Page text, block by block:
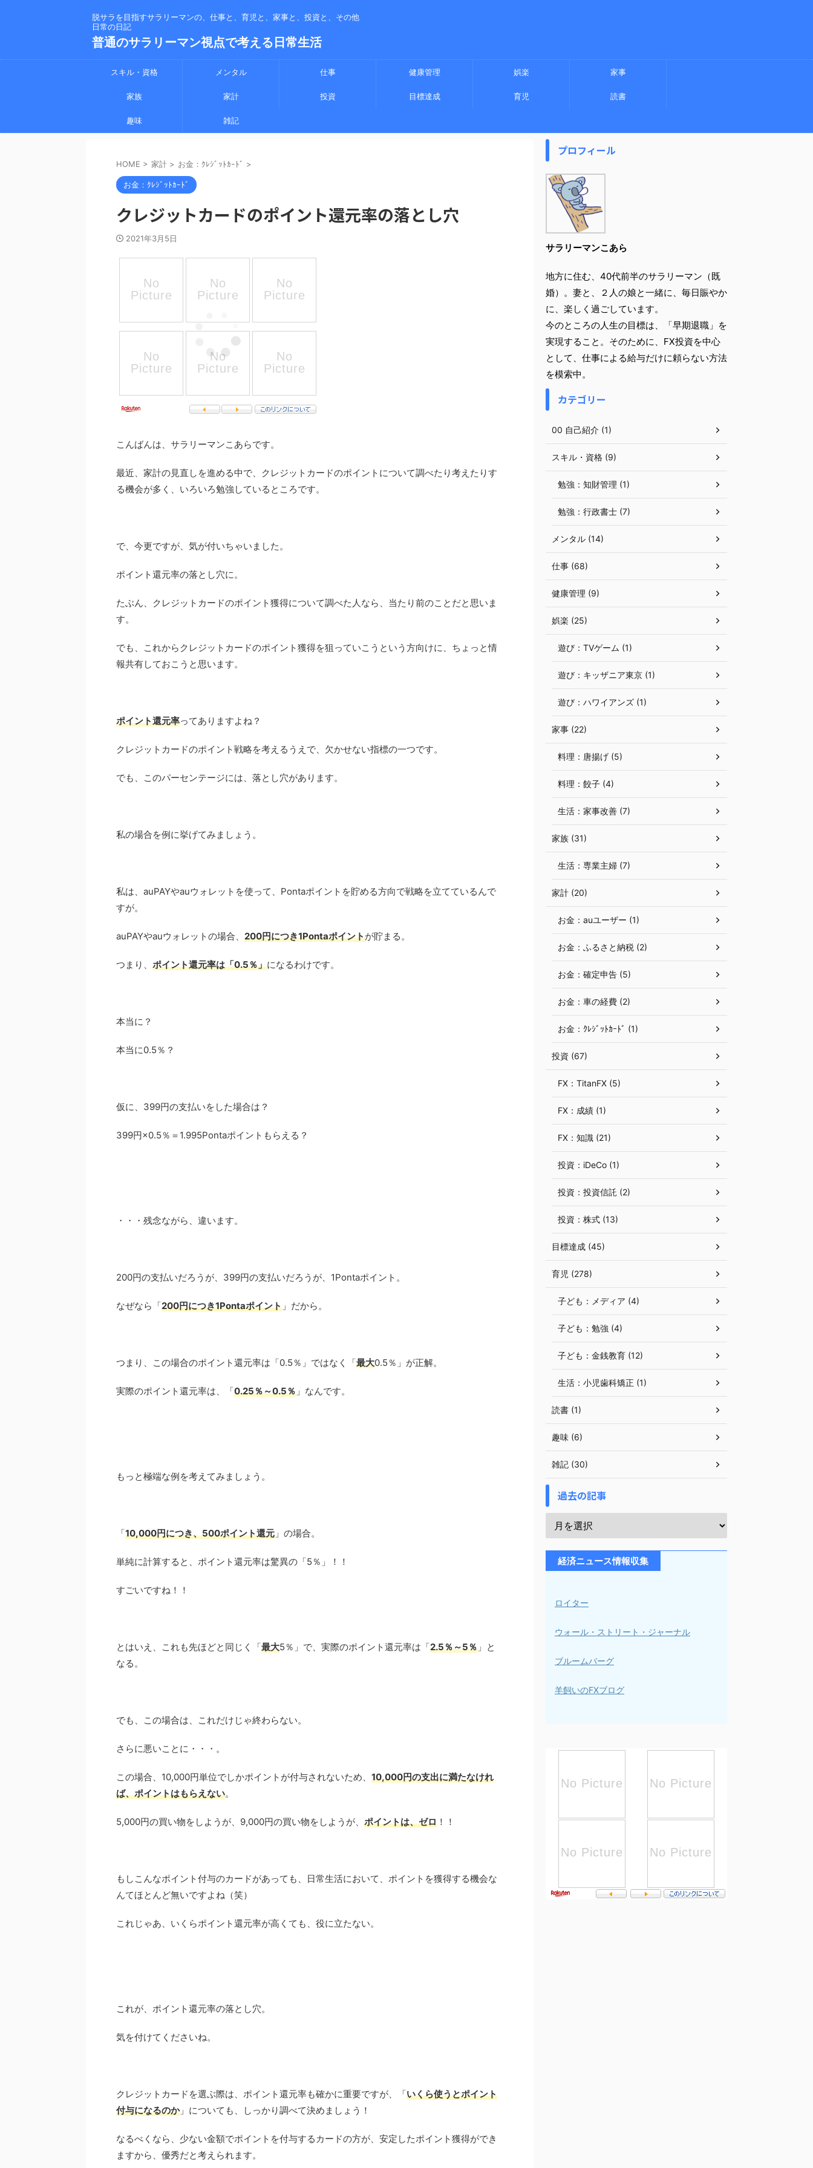
脱サラを目指すサラリーマンの、仕事と、育児と、家事と、投資と、その他
日常の日記
普通のサラリーマン視点で考える日常生活
スキル・資格 メンタル 仕事 健康管理 娯楽 家事
家族 家計 投資 目標達成 育児 読書
趣味 雑記
HOME > 家計 > お金：ｸﾚｼﾞｯﾄｶｰﾄﾞ >
お金：ｸﾚｼﾞｯﾄｶｰﾄﾞ
クレジットカードのポイント還元率の落とし穴
2021年3月5日
こんばんは、サラリーマンこあらです。
最近、家計の見直しを進める中で、クレジットカードのポイントについて調べたり考えたりす
る機会が多く、いろいろ勉強しているところです。
で、今更ですが、気が付いちゃいました。
ポイント還元率の落とし穴に。
たぶん、クレジットカードのポイント獲得について調べた人なら、当たり前のことだと思いま
す。
でも、これからクレジットカードのポイント獲得を狙っていこうという方向けに、ちょっと情
報共有しておこうと思います。
ポイント還元率ってありますよね？
クレジットカードのポイント戦略を考えるうえで、欠かせない指標の一つです。
でも、このパーセンテージには、落とし穴があります。
私の場合を例に挙げてみましょう。
私は、auPAYやauウォレットを使って、Pontaポイントを貯める方向で戦略を立てているんで
すが。
auPAYやauウォレットの場合、 200円につき1Pontaポイントが貯まる。
つまり、 ポイント還元率は「0.5％」になるわけです。
本当に？
本当に0.5％？
仮に、399円の支払いをした場合は？
399円×0.5％＝1.995Pontaポイントもらえる？
・・・残念ながら、違います。
200円の支払いだろうが、399円の支払いだろうが、1Pontaポイント。
なぜなら「200円につき1Pontaポイント 」だから。
つまり、この場合のポイント還元率は「0.5％」ではなく「最大0.5％」が正解。
実際のポイント還元率は、「0.25％～0.5％ 」なんです。
もっと極端な例を考えてみましょう。
「10,000円につき、500ポイント還元 」の場合。
単純に計算すると、ポイント還元率は驚異の「5％」！！
すごいですね！！
とはいえ、これも先ほどと同じく「最大5％」で、実際のポイント還元率は「2.5％～5％ 」と
なる。
でも、この場合は、これだけじゃ終わらない。
さらに悪いことに・・・。
この場合、10,000円単位でしかポイントが付与されないため、 10,000円の支出に満たなけれ
ば、ポイントはもらえない。
5,000円の買い物をしようが、9,000円の買い物をしようが、 ポイントは、ゼロ ！！
もしこんなポイント付与のカードがあっても、日常生活において、ポイントを獲得する機会な
んてほとんど無いですよね（笑）
これじゃあ、いくらポイント還元率が高くても、役に立たない。
これが、ポイント還元率の落とし穴。
気を付けてくださいね。
クレジットカードを選ぶ際は、ポイント還元率も確かに重要ですが、「いくら使うとポイント
付与になるのか」についても、しっかり調べて決めましょう！
なるべくなら、少ない金額でポイントを付与するカードの方が、安定したポイント獲得ができ
ますから、優秀だと考えられます。
プロフィール
サラリーマンこあら
地方に住む、40代前半のサラリーマン（既
婚）。妻と、２人の娘と一緒に、毎日賑やか
に、楽しく過ごしています。
今のところの人生の目標は、「早期退職」を
実現すること。そのために、FX投資を中心
として、仕事による給与だけに頼らない方法
を模索中。
カテゴリー
00 自己紹介 (1)
スキル・資格 (9)
勉強：知財管理 (1)
勉強：行政書士 (7)
メンタル (14)
仕事 (68)
健康管理 (9)
娯楽 (25)
遊び：TVゲーム (1)
遊び：キッザニア東京 (1)
遊び：ハワイアンズ (1)
家事 (22)
料理：唐揚げ (5)
料理：餃子 (4)
生活：家事改善 (7)
家族 (31)
生活：専業主婦 (7)
家計 (20)
お金：auユーザー (1)
お金：ふるさと納税 (2)
お金：確定申告 (5)
お金：車の経費 (2)
お金：ｸﾚｼﾞｯﾄｶｰﾄﾞ (1)
投資 (67)
FX：TitanFX (5)
FX：成績 (1)
FX：知識 (21)
投資：iDeCo (1)
投資：投資信託 (2)
投資：株式 (13)
目標達成 (45)
育児 (278)
子ども：メディア (4)
子ども：勉強 (4)
子ども：金銭教育 (12)
生活：小児歯科矯正 (1)
読書 (1)
趣味 (6)
雑記 (30)
過去の記事
経済ニュース情報収集
ロイター
ウォール・ストリート・ジャーナル
ブルームバーグ
羊飼いのFXブログ